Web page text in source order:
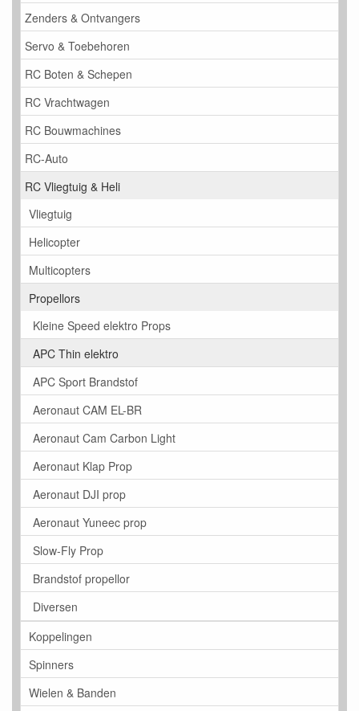
Zenders & Ontvangers
Servo & Toebehoren
RC Boten & Schepen
RC Vrachtwagen
RC Bouwmachines
RC-Auto
RC Vliegtuig & Heli
Vliegtuig
Helicopter
Multicopters
Propellors
Kleine Speed elektro Props
APC Thin elektro
APC Sport Brandstof
Aeronaut CAM EL-BR
Aeronaut Cam Carbon Light
Aeronaut Klap Prop
Aeronaut DJI prop
Aeronaut Yuneec prop
Slow-Fly Prop
Brandstof propellor
Diversen
Koppelingen
Spinners
Wielen & Banden